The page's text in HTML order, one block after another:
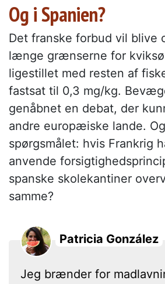
Og i Spanien?
Det franske forbud vil blive
længe grænserne for
ligestillet med resten af
fastsat til 0,3 mg/kg.
genåbnet en debat, der
andre europæiske lande.
spørgsmålet: hvis Frankrig
anvende
spanske skolekantiner
samme?
Patricia González
Jeg brænder for